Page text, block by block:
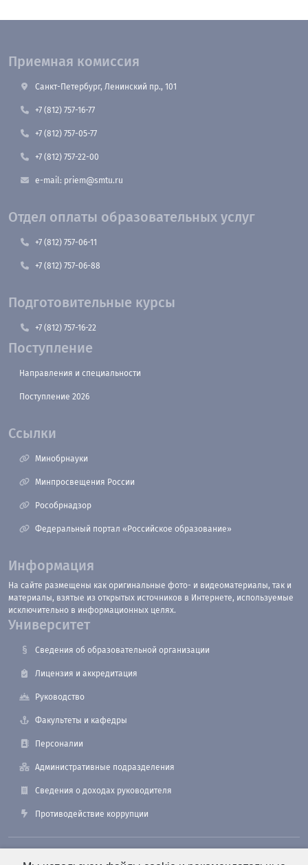
Приемная комиссия
Санкт-Петербург, Ленинский пр., 101
+7 (812) 757-16-77
+7 (812) 757-05-77
+7 (812) 757-22-00
e-mail: priem@smtu.ru
Отдел оплаты образовательных услуг
+7 (812) 757-06-11
+7 (812) 757-06-88
Подготовительные курсы
+7 (812) 757-16-22
Поступление
Направления и специальности
Поступление 2026
Ссылки
Минобрнауки
Минпросвещения России
Рособрнадзор
Федеральный портал «Российское образование»
Информация
На сайте размещены как оригинальные фото- и видеоматериалы, так и
материалы, взятые из открытых источников в Интернете, используемые
исключительно в информационных целях.
Университет
Сведения об образовательной организации
Лицензия и аккредитация
Руководство
Факультеты и кафедры
Персоналии
Административные подразделения
Сведения о доходах руководителя
Противодействие коррупции
190121, Санкт-Петербург, ул. Лоцманская, 3